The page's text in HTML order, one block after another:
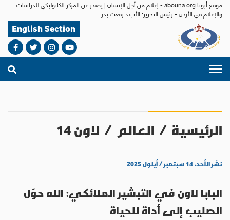
موقع أبونا abouna.org - إعلام من أجل الإنسان | يصدر عن المركز الكاثوليكي للدراسات
والإعلام في الأردن - رئيس التحرير: الأب د.رفعت بدر
English Section
الرئيسية / العالم / لاون 14
نشر الأحد، ١٤ سبتمبر / أيلول ٢٠٢٥
البابا لاون في التبشير الملائكي: الله حوّل
الصليب إلى أداة للحياة